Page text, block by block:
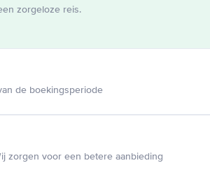
zorgeloze reis.
de boekingsperiode
zorgen voor een betere aanbieding